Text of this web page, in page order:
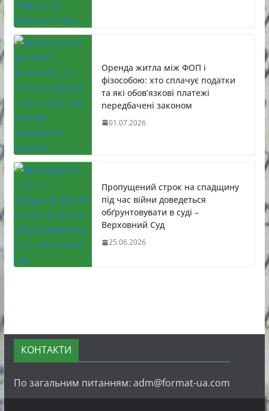
Оренда житла між ФОП і
фізособою: хто сплачує податки
та які обов’язкові платежі
передбачені законом
01.07.2026
Пропущений строк на спадщину
під час війни доведеться
обґрунтовувати в суді –
Верховний Суд
25.06.2026
КОНТАКТИ
По загальним питанням: adm@format-ua.com